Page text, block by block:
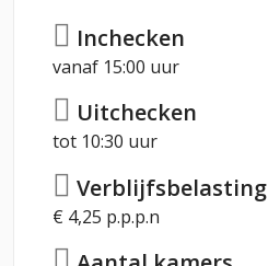
Inchecken
vanaf 15:00 uur
Uitchecken
tot 10:30 uur
Verblijfsbelasting
€ 4,25 p.p.p.n